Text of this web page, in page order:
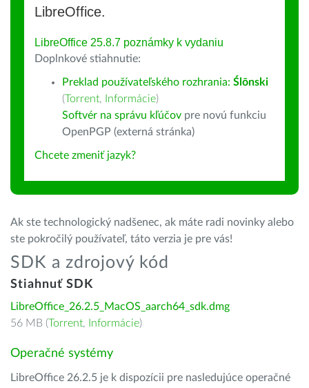
LibreOffice.
LibreOffice 25.8.7 poznámky k vydaniu
Doplnkové stiahnutie:
Preklad používateľského rozhrania: Ślōnski
(Torrent, Informácie)
Softvér na správu kľúčov pre novú funkciu
OpenPGP (externá stránka)
Chcete zmeniť jazyk?
Ak ste technologický nadšenec, ak máte radi novinky alebo
ste pokročilý používateľ, táto verzia je pre vás!
SDK a zdrojový kód
Stiahnuť SDK
LibreOffice_26.2.5_MacOS_aarch64_sdk.dmg
56 MB (Torrent, Informácie)
Operačné systémy
LibreOffice 26.2.5 je k dispozícii pre nasledujúce operačné